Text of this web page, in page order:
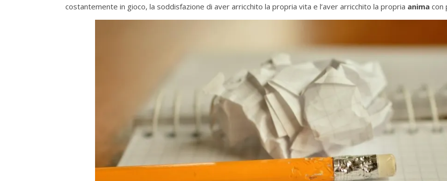
costantemente in gioco, la soddisfazione di aver arricchito la propria vita e l’aver arricchito la propria anima con